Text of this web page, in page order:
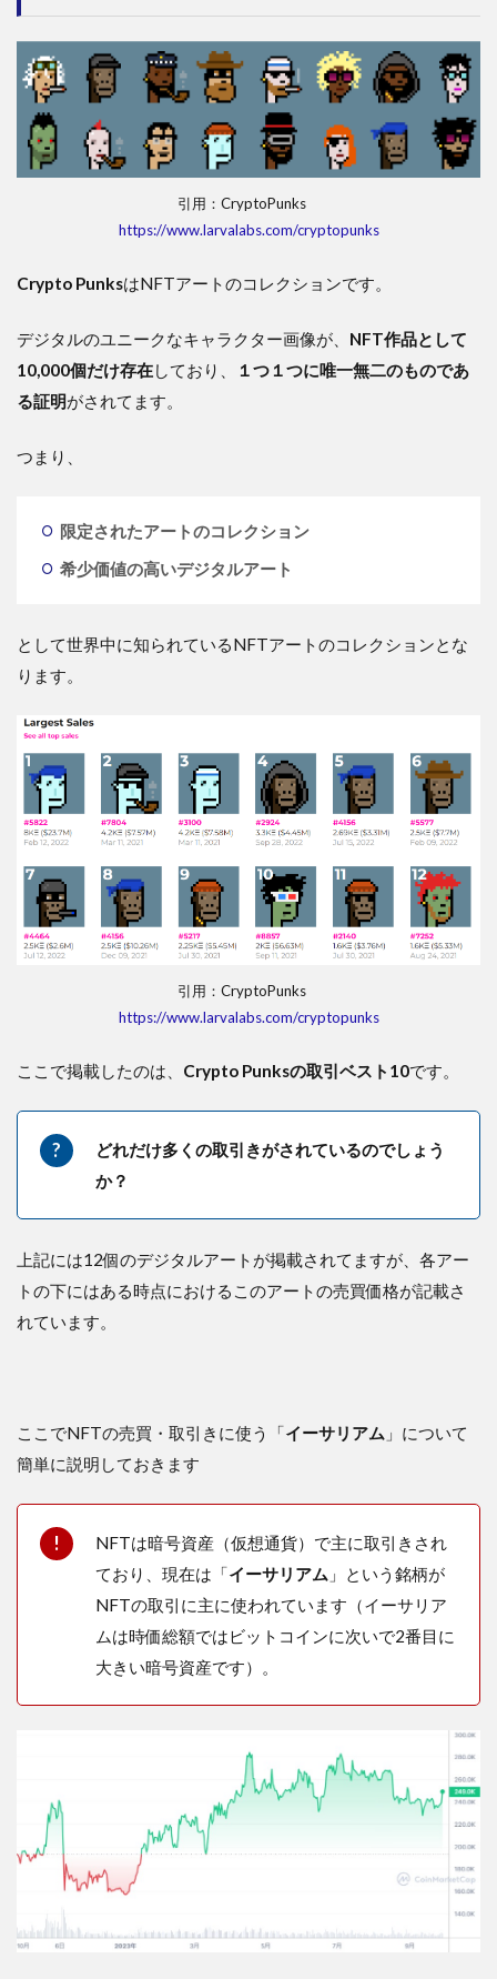
引用：CryptoPunks
https://www.larvalabs.com/cryptopunks
Crypto PunksはNFTアートのコレクションです。
デジタルのユニークなキャラクター画像が、 NFT作品として
10,000個だけ存在しており、
１つ１つに唯一無二のものであ
る証明がされてます。
つまり、
限定されたアートのコレクション
希少価値の高いデジタルアート
として世界中に知られているNFTアートのコレクションとな
ります。
引用：CryptoPunks
https://www.larvalabs.com/cryptopunks
ここで掲載したのは、 Crypto Punksの取引ベスト10です。
どれだけ多くの取引きがされているのでしょう
か？
上記には12個のデジタルアートが掲載されてますが、各アー
トの下にはある時点におけるこのアートの売買価格が記載さ
れています。
ここでNFTの売買・取引きに使う「イーサリアム 」について
簡単に説明しておきます
NFTは暗号資産（仮想通貨）で主に取引きされ
ており、現在は「イーサリアム 」という銘柄が
NFTの取引に主に使われています（イーサリア
ムは時価総額ではビットコインに次いで2番目に
大きい暗号資産です）。